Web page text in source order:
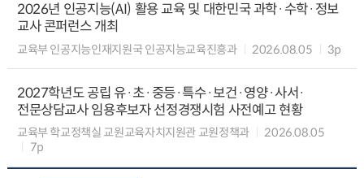
2026년 인공지능(AI) 활용 교육 및 대한민국 과학·수학·정보
교사 콘퍼런스 개최
교육부 인공지능인재지원국 인공지능교육진흥과 2026.08.05 3p
2027학년도 공립 유·초·중등·특수·보건·영양·사서·
전문상담교사 임용후보자 선정경쟁시험 사전예고 현황
교육부 학교정책실 교원교육자치지원관 교원정책과
2026.08.05
7p